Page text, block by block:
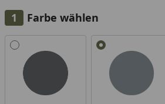
Farbe wählen
Alle anzeigen (2)